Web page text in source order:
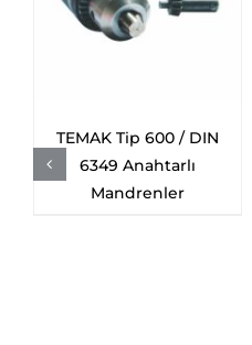
TEMAK Tip 600 / DIN
6349 Anahtarlı
Mandrenler